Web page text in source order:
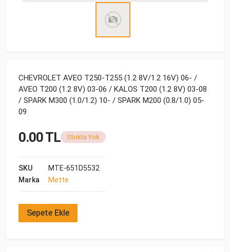
CHEVROLET AVEO T250-T255 (1.2 8V/1.2 16V) 06- /
AVEO T200 (1.2 8V) 03-06 / KALOS T200 (1.2 8V) 03-08
/ SPARK M300 (1.0/1.2) 10- / SPARK M200 (0.8/1.0) 05-
09
0.00 TL Stokta Yok
SKU
MTE-651D5532
Marka
Mette
Sepete Ekle